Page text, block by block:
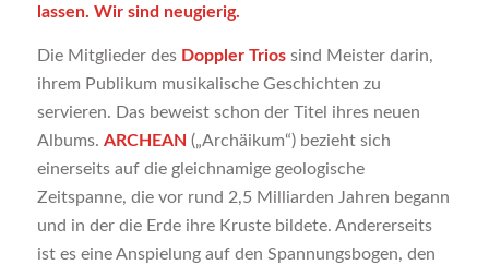
lassen. Wir sind neugierig.
Die Mitglieder des Doppler Triossind Meister darin,
ihrem Publikum musikalische Geschichten zu
servieren. Das beweist schon der Titel ihres neuen
Albums. ARCHEAN („Archäikum“) bezieht sich
einerseits auf die gleichnamige geologische
Zeitspanne, die vor rund 2,5 Milliarden Jahren begann
und in der die Erde ihre Kruste bildete. Andererseits
ist es eine Anspielung auf den Spannungsbogen, den